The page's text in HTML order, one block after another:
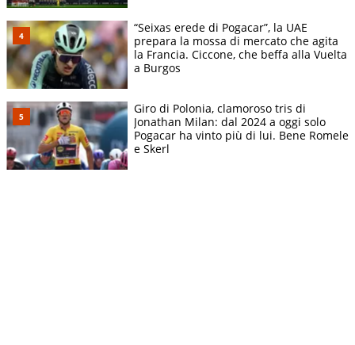
“Seixas erede di Pogacar”, la UAE
prepara la mossa di mercato che agita
la Francia. Ciccone, che beffa alla Vuelta
a Burgos
Giro di Polonia, clamoroso tris di
Jonathan Milan: dal 2024 a oggi solo
Pogacar ha vinto più di lui. Bene Romele
e Skerl